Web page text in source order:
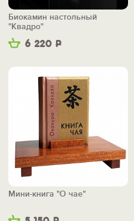
6 220 Р
Биокамин настольный
"Квадро"
Мини-книга "О чае"